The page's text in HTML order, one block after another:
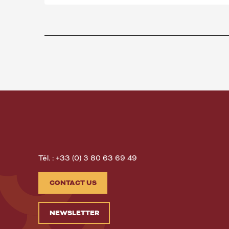
Tél. : +33 (0) 3 80 63 69 49
CONTACT US
NEWSLETTER